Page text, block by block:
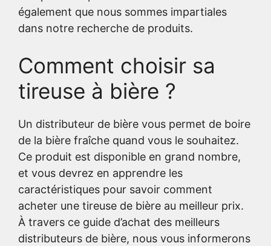
également que nous sommes impartiales
dans notre recherche de produits.
Comment choisir sa
tireuse à bière ?
Un distributeur de bière vous permet de boire
de la bière fraîche quand vous le souhaitez.
Ce produit est disponible en grand nombre,
et vous devrez en apprendre les
caractéristiques pour savoir comment
acheter une tireuse de bière au meilleur prix.
À travers ce guide d’achat des meilleurs
distributeurs de bière, nous vous informerons